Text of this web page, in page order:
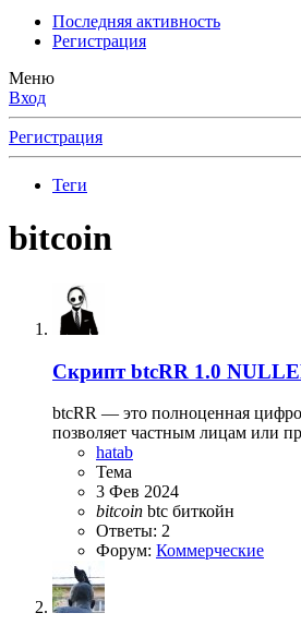
Последняя активность
Регистрация
Меню
Вход
Регистрация
Теги
bitcoin
Скрипт btcRR 1.0
btcRR — это полноценная
позволяет частным лицам или
hatab
Тема
3 Фев 2024
bitcoin btc биткойн
Ответы: 2
Форум: Коммерческие